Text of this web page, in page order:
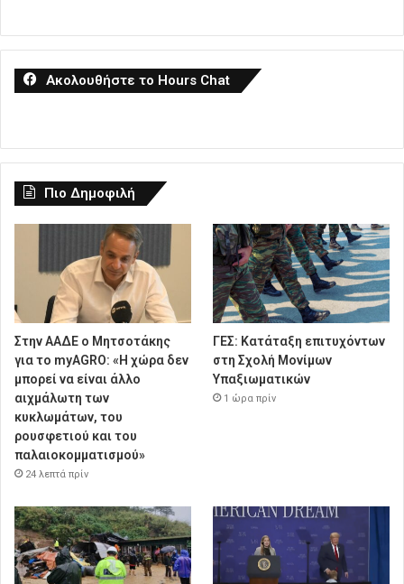
Ακολουθήστε το Hours Chat
Πιο Δημοφιλή
Στην ΑΑΔΕ ο Μητσοτάκης
για το myAGRO: «Η χώρα δεν
μπορεί να είναι άλλο
αιχμάλωτη των
κυκλωμάτων, του
ρουσφετιού και του
παλαιοκομματισμού»
24 λεπτά πρίν
ΓΕΣ: Κατάταξη επιτυχόντων
στη Σχολή Μονίμων
Υπαξιωματικών
1 ώρα πρίν